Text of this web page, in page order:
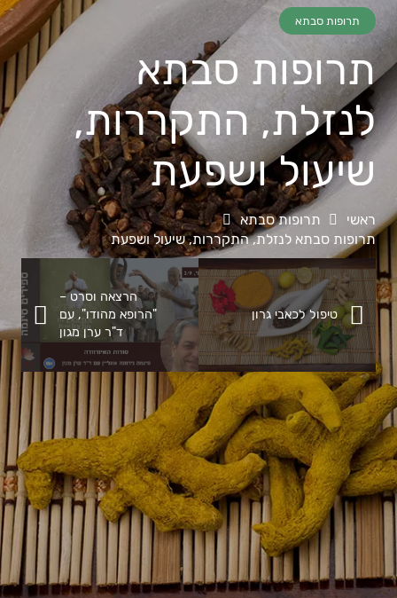
תרופות סבתא
תרופות סבתא
לנזלת, התקררות,
שיעול ושפעת
ראשי
תרופות סבתא
תרופות סבתא לנזלת, התקררות, שיעול ושפעת
הרצאה וסרט –
"הרופא מהודו", עם
ד"ר ערן מגון
טיפול לכאבי גרון